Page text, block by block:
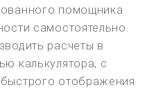
помощника
самостоятельно.
расчеты в
калькулятора, с
отображения